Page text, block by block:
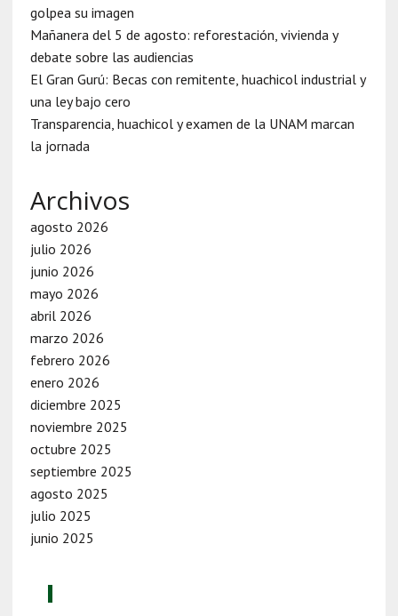
golpea su imagen
Mañanera del 5 de agosto: reforestación, vivienda y
debate sobre las audiencias
El Gran Gurú: Becas con remitente, huachicol industrial y
una ley bajo cero
Transparencia, huachicol y examen de la UNAM marcan
la jornada
Archivos
agosto 2026
julio 2026
junio 2026
mayo 2026
abril 2026
marzo 2026
febrero 2026
enero 2026
diciembre 2025
noviembre 2025
octubre 2025
septiembre 2025
agosto 2025
julio 2025
junio 2025